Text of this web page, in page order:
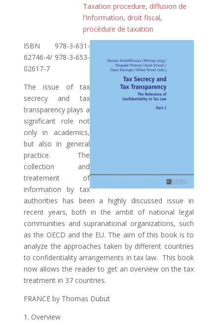
Taxation procedure, diffusion de
l'information, droit fiscal,
procédure de taxation
ISBN 978-3-631-
62746-4/ 978-3-653-
02617-7
The issue of tax
secrecy and tax
transparency plays a
significant role not
only in academics,
but also in general
practice. The
collection and
treatement of
information by tax
authorities has been a highly discussed issue in
recent years, both in the ambit of national legal
communities and supranational organizations, such
as the OECD and the EU. The aim of this book is to
analyze the approaches taken by different countries
to confidentiality arrangements in tax law. This book
now allows the reader to get an overview on the tax
treatment in 37 countries.
FRANCE by Thomas Dubut
1. Overview